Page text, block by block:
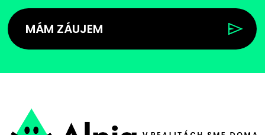
MÁM ZÁUJEM